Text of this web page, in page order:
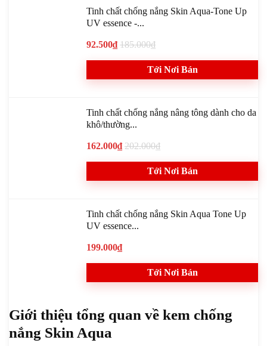
Tinh chất chống nắng Skin Aqua-Tone Up
UV essence -...
92.500₫185.000₫
Tới Nơi Bán
Tinh chất chống nắng nâng tông dành cho da
khô/thường...
162.000₫202.000₫
Tới Nơi Bán
Tinh chất chống nắng Skin Aqua Tone Up
UV essence...
199.000₫
Tới Nơi Bán
Giới thiệu tổng quan về kem chống
nắng Skin Aqua